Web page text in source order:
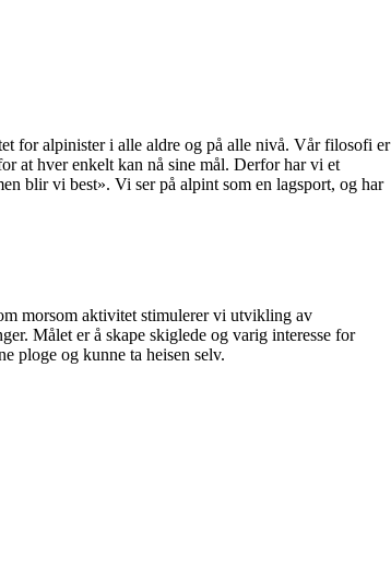
for alpinister i alle aldre og på alle nivå. Vår filosofi er
at hver enkelt kan nå sine mål. Derfor har vi et
blir vi best». Vi ser på alpint som en lagsport, og har
morsom aktivitet stimulerer vi utvikling av
Målet er å skape skiglede og varig interesse for
ploge og kunne ta heisen selv.